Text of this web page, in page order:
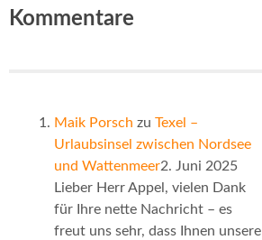
Kommentare
Maik Porsch zu Texel –
Urlaubsinsel zwischen Nordsee
und Wattenmeer2. Juni 2025
Lieber Herr Appel, vielen Dank
für Ihre nette Nachricht – es
freut uns sehr, dass Ihnen unsere